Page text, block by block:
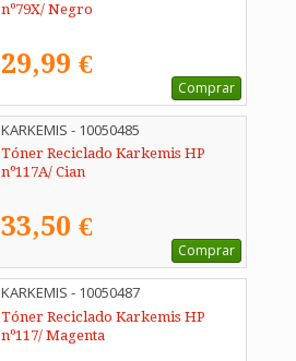
nº79X/ Negro
29,99 €
Comprar
KARKEMIS - 10050485
Tóner Reciclado Karkemis HP
nº117A/ Cian
33,50 €
Comprar
KARKEMIS - 10050487
Tóner Reciclado Karkemis HP
nº117/ Magenta